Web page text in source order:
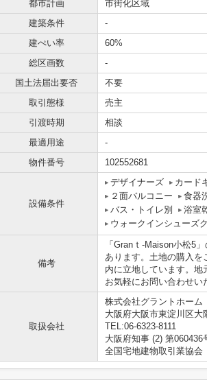
都市計画
市街化区域
建築条件
-
建ぺい率
60%
総区画数
-
国土法届出要否
不要
取引態様
売主
引渡時期
相談
最適用途
-
物件番号
102552681
設備条件
デザイナーズ カード
２面バルコニー
食器
バス・トイレ別
浴室
ウォークインシューズ
備考
「Granｔ-Maison小松5
あります。土地の購入を
内に立地しています。地
お気軽にお問い合わせい
取扱会社
株式会社グラントホーム
大阪府大阪市東淀川区大
TEL:06-6323-8111
大阪府知事 (2) 第060436
全国宅地建物取引業協会